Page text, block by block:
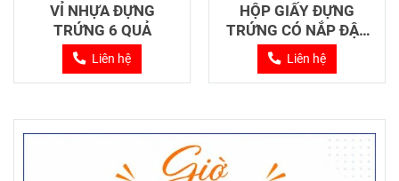
VỈ NHỰA ĐỰNG
TRỨNG 6 QUẢ
Liên hệ
HỘP GIẤY ĐỰNG
TRỨNG CÓ NẮP ĐẬY
12 QUẢ
Liên hệ